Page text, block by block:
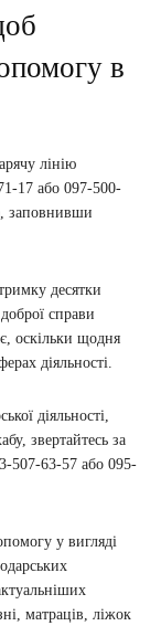
в
лінію
17 або 097-500-
заповнивши
десятки
справи
оскільки щодня
діяльності.
діяльності,
звертайтесь за
507-63-57 або 095-
у вигляді
матраців, ліжок